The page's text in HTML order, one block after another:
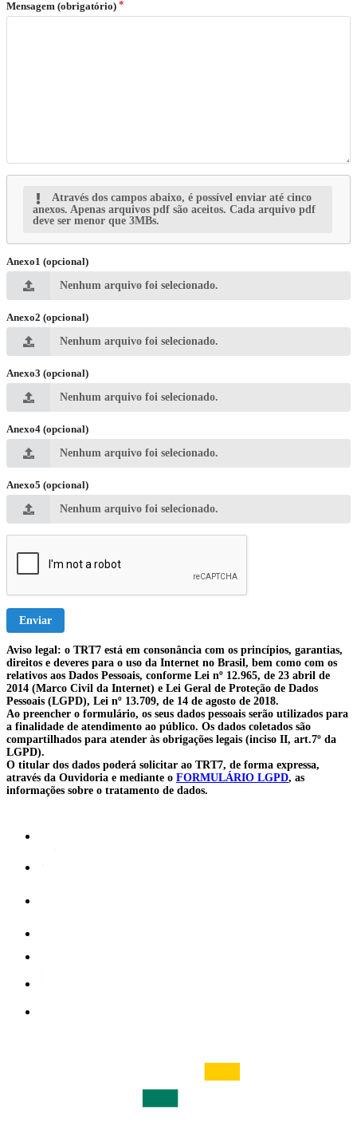
Mensagem (obrigatório)
Através dos campos abaixo, é possível enviar até cinco
anexos. Apenas arquivos pdf são aceitos. Cada arquivo pdf
deve ser menor que 3MBs.
Anexo1 (opcional)
Nenhum arquivo foi selecionado.
Anexo2 (opcional)
Nenhum arquivo foi selecionado.
Anexo3 (opcional)
Nenhum arquivo foi selecionado.
Anexo4 (opcional)
Nenhum arquivo foi selecionado.
Anexo5 (opcional)
Nenhum arquivo foi selecionado.
Enviar
Aviso legal: o TRT7 está em consonância com os princípios, garantias,
direitos e deveres para o uso da Internet no Brasil, bem como com os
relativos aos Dados Pessoais, conforme Lei nº 12.965, de 23 abril de
2014 (Marco Civil da Internet) e Lei Geral de Proteção de Dados
Pessoais (LGPD), Lei nº 13.709, de 14 de agosto de 2018.
Ao preencher o formulário, os seus dados pessoais serão utilizados para
a finalidade de atendimento ao público. Os dados coletados são
compartilhados para atender às obrigações legais (inciso II, art.7º da
LGPD).
O titular dos dados poderá solicitar ao TRT7, de forma expressa,
através da Ouvidoria e mediante o FORMULÁRIO LGPD, as
informações sobre o tratamento de dados.